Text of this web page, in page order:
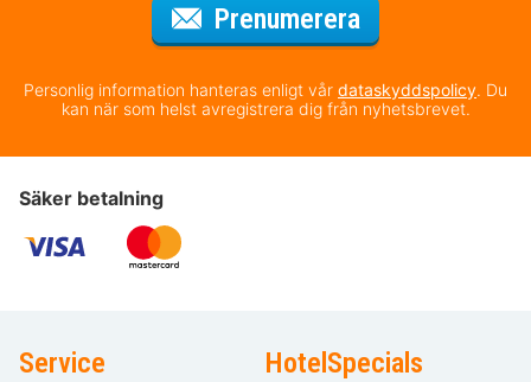
Prenumerera
Personlig information hanteras enligt vår dataskyddspolicy. Du
kan när som helst avregistrera dig från nyhetsbrevet.
Säker betalning
Service HotelSpecials